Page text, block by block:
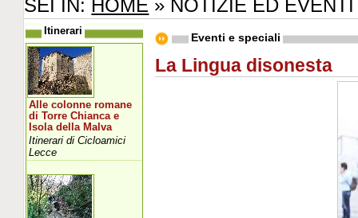
SEI IN: HOME » NOTIZIE ED
Eventi e speciali
La Lingua disonesta
Itinerari
Alle colonne romane
di Torre Chianca e
Isola della Malva
Itinerari di Cicloamici
Lecce